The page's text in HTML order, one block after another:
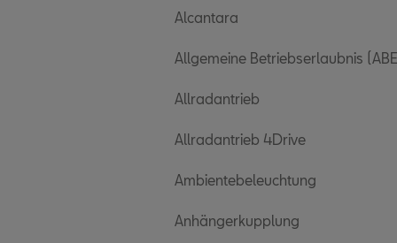
Alcantara
Allgemeine Betriebserlaubnis
Allradantrieb
Allradantrieb 4Drive
Ambientebeleuchtung
Anhängerkupplung